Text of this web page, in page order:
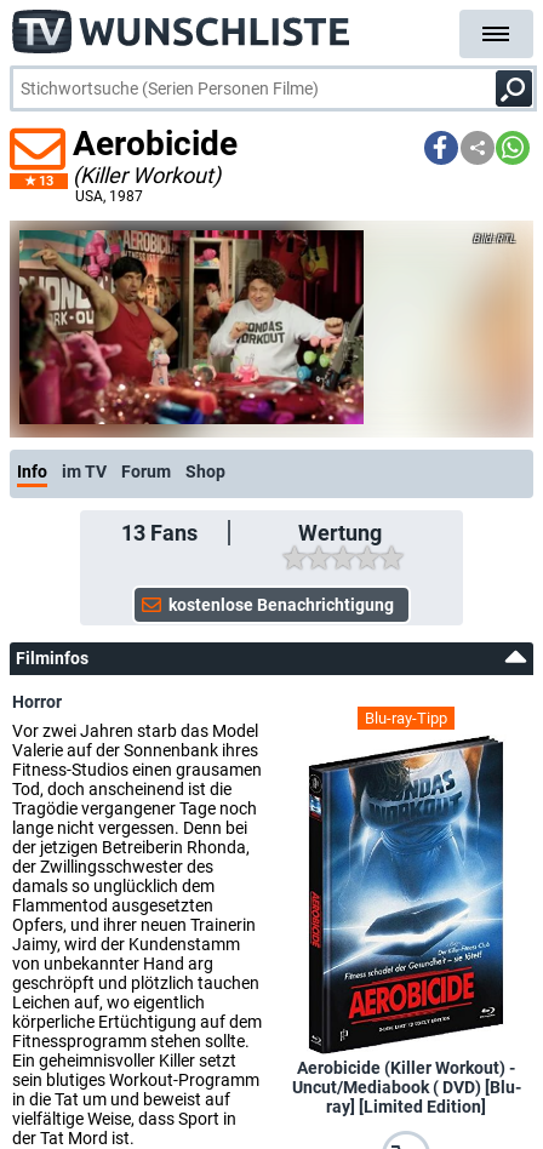
13
Aerobicide
(Killer Workout)
USA, 1987
RTL
Info im TV Forum Shop
13Fans Wertung
Filminfos
Blu-ray-Tipp
Aerobicide (Killer Workout) -
Uncut/Mediabook ( DVD) [Blu-
ray] [Limited Edition]
Horror
Vor zwei Jahren starb das Model
Valerie auf der Sonnenbank ihres
Fitness-Studios einen grausamen
Tod, doch anscheinend ist die
Tragödie vergangener Tage noch
lange nicht vergessen. Denn bei
der jetzigen Betreiberin Rhonda,
der Zwillingsschwester des
damals so unglücklich dem
Flammentod ausgesetzten
Opfers, und ihrer neuen Trainerin
Jaimy, wird der Kundenstamm
von unbekannter Hand arg
geschröpft und plötzlich tauchen
Leichen auf, wo eigentlich
körperliche Ertüchtigung auf dem
Fitnessprogramm stehen sollte.
Ein geheimnisvoller Killer setzt
sein blutiges Workout-Programm
in die Tat um und beweist auf
vielfältige Weise, dass Sport in
der Tat Mord ist.